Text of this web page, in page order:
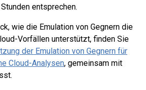
entsprechen.
wie die Emulation von Gegnern die
Vorfällen unterstützt, finden Sie
der Emulation von Gegnern für
Cloud-Analysen, gemeinsam mit